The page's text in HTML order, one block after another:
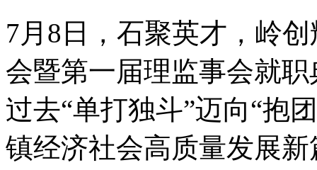
7月8日，石聚英才，岭
会暨第一届理监事会就
过去“单打独斗”迈向“抱
镇经济社会高质量发展